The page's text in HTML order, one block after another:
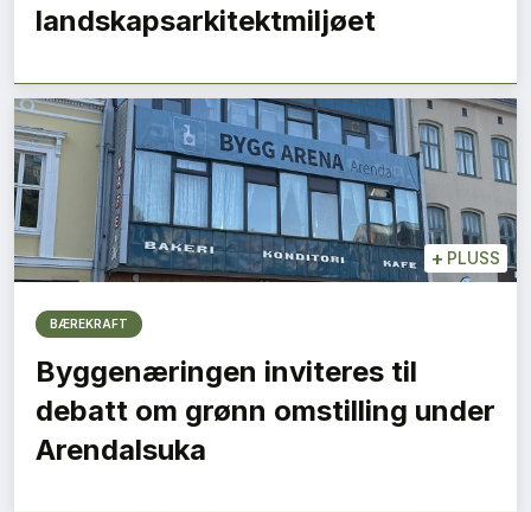
landskapsarkitektmiljøet
+ PLUSS
BÆREKRAFT
Byggenæringen inviteres til
debatt om grønn omstilling under
Arendalsuka